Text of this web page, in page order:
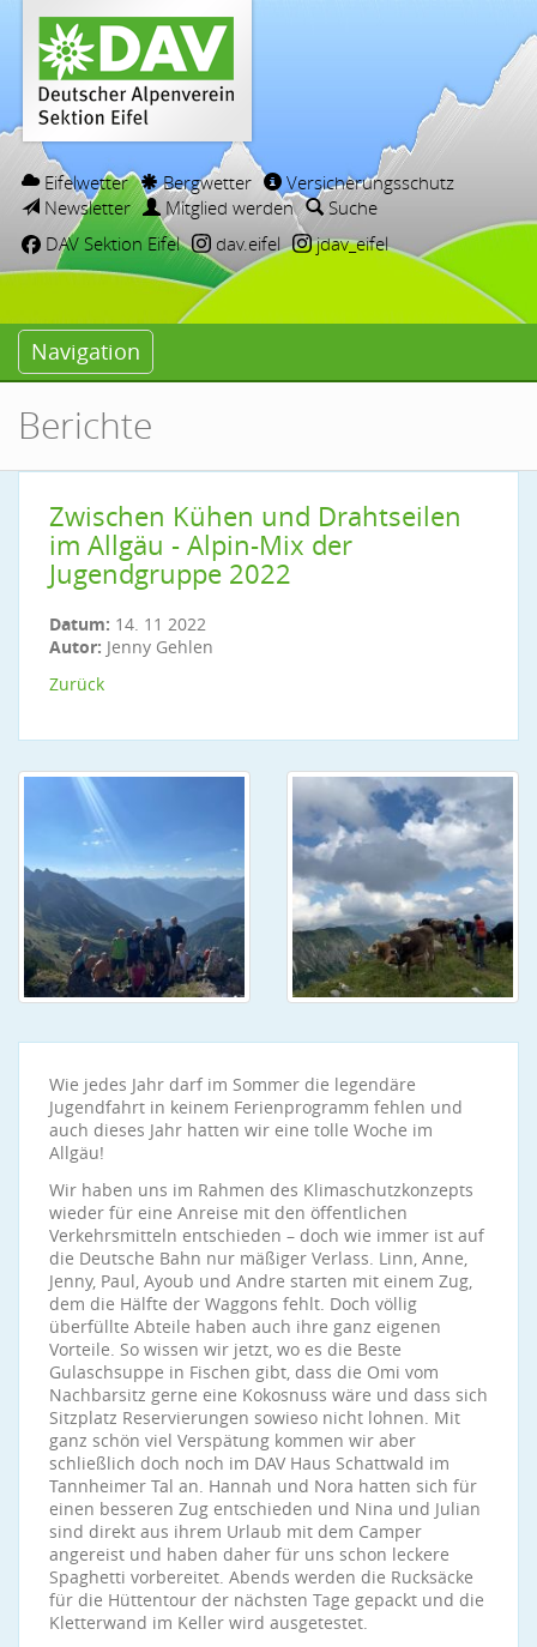
Eifelwetter Bergwetter
Versicherungsschutz
Newsletter
Mitglied werden
Suche
DAV Sektion Eifel
dav.eifel jdav_eifel
Navigation
Berichte
Zwischen Kühen und Drahtseilen
im Allgäu - Alpin-Mix der
Jugendgruppe 2022
Datum: 14. 11 2022
Autor: Jenny Gehlen
Zurück
Wie jedes Jahr darf im Sommer die legendäre
Jugendfahrt in keinem Ferienprogramm fehlen und
auch dieses Jahr hatten wir eine tolle Woche im
Allgäu!
Wir haben uns im Rahmen des Klimaschutzkonzepts
wieder für eine Anreise mit den öffentlichen
Verkehrsmitteln entschieden – doch wie immer ist auf
die Deutsche Bahn nur mäßiger Verlass. Linn, Anne,
Jenny, Paul, Ayoub und Andre starten mit einem Zug,
dem die Hälfte der Waggons fehlt. Doch völlig
überfüllte Abteile haben auch ihre ganz eigenen
Vorteile. So wissen wir jetzt, wo es die Beste
Gulaschsuppe in Fischen gibt, dass die Omi vom
Nachbarsitz gerne eine Kokosnuss wäre und dass sich
Sitzplatz Reservierungen sowieso nicht lohnen. Mit
ganz schön viel Verspätung kommen wir aber
schließlich doch noch im DAV Haus Schattwald im
Tannheimer Tal an. Hannah und Nora hatten sich für
einen besseren Zug entschieden und Nina und Julian
sind direkt aus ihrem Urlaub mit dem Camper
angereist und haben daher für uns schon leckere
Spaghetti vorbereitet. Abends werden die Rucksäcke
für die Hüttentour der nächsten Tage gepackt und die
Kletterwand im Keller wird ausgetestet.